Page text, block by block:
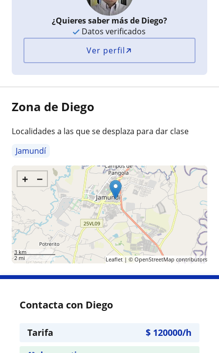
¿Quieres saber más de Diego?
Datos verificados
Ver perfil
Zona de Diego
Localidades a las que se desplaza para dar clase
Jamundí
+ −
3 km
2 mi
Leaflet| © OpenStreetMap contributors
Contacta con Diego
Tarifa $ 120000/h